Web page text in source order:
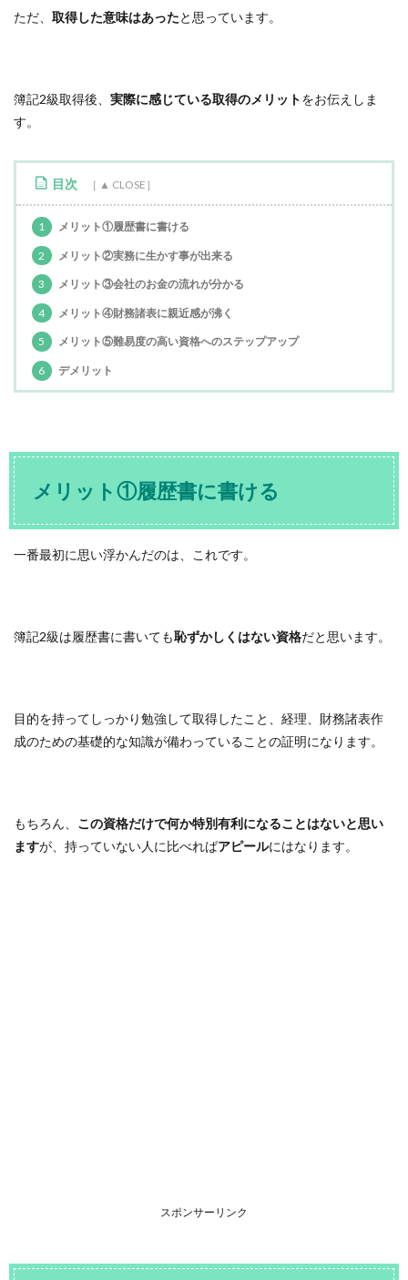
ただ、 取得した意味はあったと思っています。
簿記2級取得後、 実際に感じている取得のメリットをお伝えしま
す。
目次
1 メリット①履歴書に書ける
2 メリット②実務に生かす事が出来る
3 メリット③会社のお金の流れが分かる
4 メリット④財務諸表に親近感が沸く
5 メリット⑤難易度の高い資格へのステップアップ
6 デメリット
メリット①履歴書に書ける
一番最初に思い浮かんだのは、これです。
簿記2級は履歴書に書いても恥ずかしくはない資格だと思います。
目的を持ってしっかり勉強して取得したこと、経理、財務諸表作
成のための基礎的な知識が備わっていることの証明になります。
もちろん、 この資格だけで何か特別有利になることはないと思い
ますが、持っていない人に比べればアピールにはなります。
スポンサーリンク